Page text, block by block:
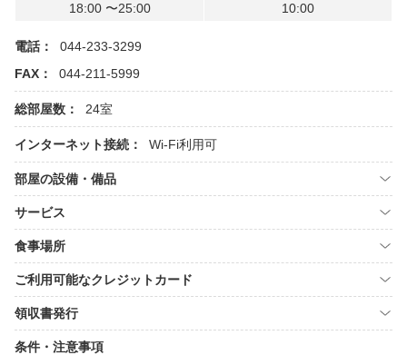
18:00 〜25:00
10:00
電話：
044-233-3299
FAX：
044-211-5999
総部屋数： 24室
インターネット接続： Wi-Fi利用可
部屋の設備・備品
サービス
食事場所
ご利用可能なクレジットカード
領収書発行
条件・注意事項